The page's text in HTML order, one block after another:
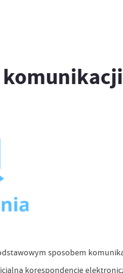
sposobem
korespondencję